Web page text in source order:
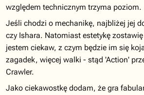
względem technicznym trzyma poziom.
Jeśli chodzi o mechanikę, najbliżej jej
czy Ishara. Natomiast estetykę
jestem ciekaw, z czym będzie im się
zagadek, więcej walki - stąd 'Action'
Crawler.
Jako ciekawostkę dodam, że gra